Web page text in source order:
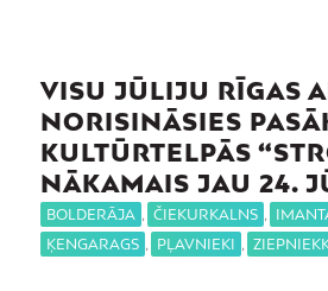
VISU JŪLIJU RĪGAS
NORISINĀSIES
KULTŪRTELPĀS
NĀKAMAIS JAU 24.
BOLDERĀJA , ČIEKURKALNS ,
ĶENGARAGS , PĻAVNIEKI ,